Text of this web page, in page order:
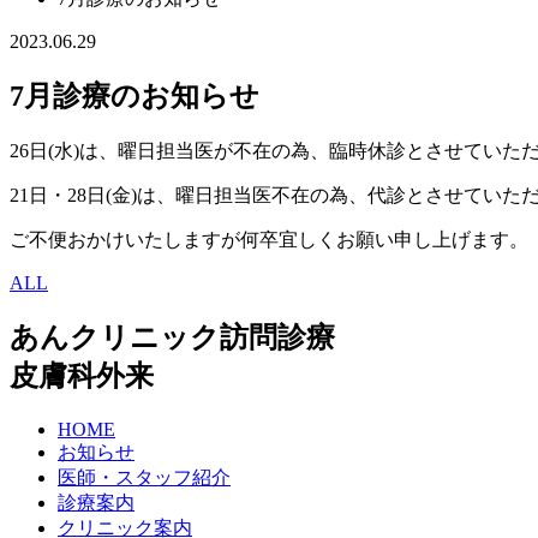
2023.06.29
7月診療のお知らせ
26日(水)は、曜日担当医が不在の為、臨時休診とさせていただ
21日・28日(金)は、曜日担当医不在の為、代診とさせていただ
ご不便おかけいたしますが何卒宜しくお願い申し上げます。
ALL
あんクリニック訪問診療
皮膚科外来
HOME
お知らせ
医師・スタッフ紹介
診療案内
クリニック案内